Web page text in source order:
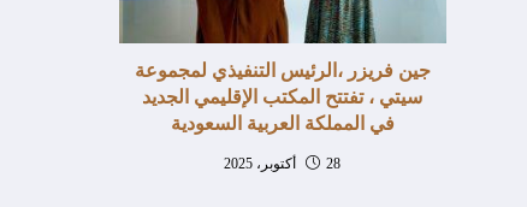
جين فريزر ،الرئيس التنفيذي لمجموعة
سيتي ، تفتتح المكتب الإقليمي الجديد
في المملكة العربية السعودية
28 أكتوبر، 2025